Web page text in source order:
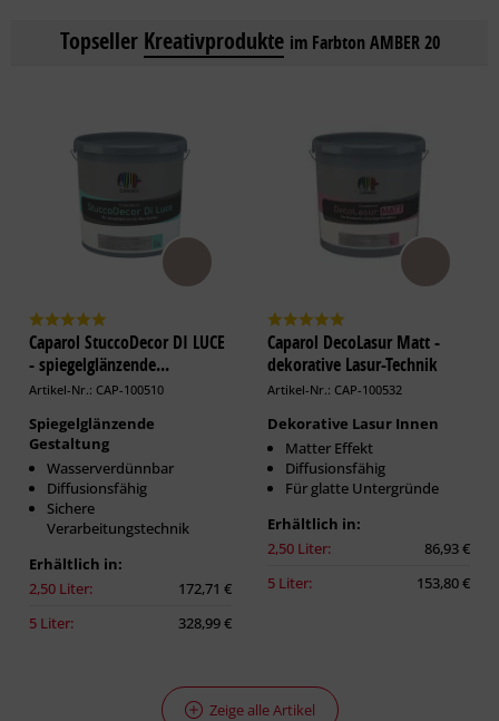
Topseller Kreativprodukte im Farbton AMBER 20
Caparol StuccoDecor DI LUCE
- spiegelglänzende...
Artikel-Nr.: CAP-100510
Spiegelglänzende
Gestaltung
Wasserverdünnbar
Diffusionsfähig
Sichere
Verarbeitungstechnik
Erhältlich in:
2,50 Liter:
172,71 €
5 Liter:
328,99 €
Caparol DecoLasur Matt -
dekorative Lasur-Technik
Artikel-Nr.: CAP-100532
Dekorative Lasur Innen
Matter Effekt
Diffusionsfähig
Für glatte Untergründe
Erhältlich in:
2,50 Liter:
86,93 €
5 Liter:
153,80 €
Zeige alle Artikel